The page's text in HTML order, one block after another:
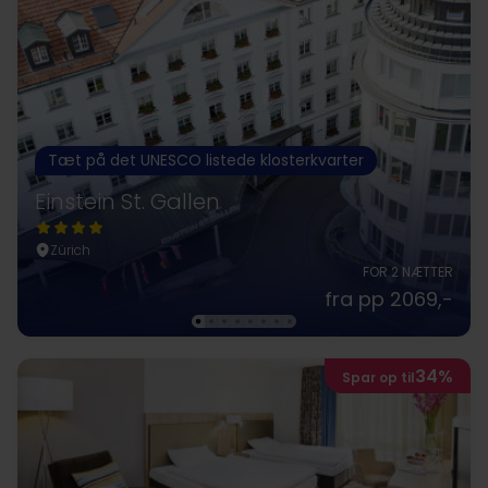
Tæt på det UNESCO listede klosterkvarter
Einstein St. Gallen
Zürich
FOR 2 NÆTTER
fra pp 2069,-
Spar op til34%